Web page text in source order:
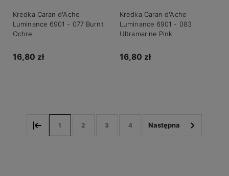
Kredka Caran d'Ache
Luminance 6901 - 077 Burnt
Ochre
16,80 zł
Kredka Caran d'Ache
Luminance 6901 - 083
Ultramarine Pink
16,80 zł
1 2 3 4